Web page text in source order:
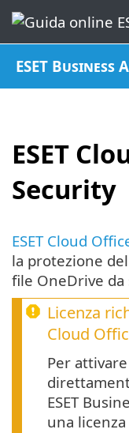
ESET Business
ESET
Security
ESET Cloud
la protezione
file OneDrive
Licenza
Cloud
Per
ESET
una